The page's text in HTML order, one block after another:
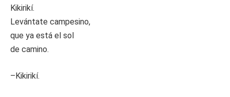
Kikirikí.
Levántate campesino,
que ya está el sol
de camino.
–Kikirikí.